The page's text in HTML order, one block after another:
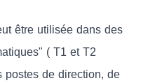
être utilisée dans des
( T1 et T2
postes de direction, de